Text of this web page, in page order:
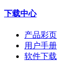
下载中心
产品彩页
用户手册
软件下载